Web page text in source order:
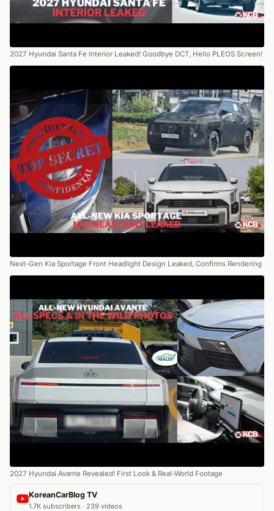
2027 Hyundai Santa Fe Interior Leaked! Goodbye DCT, Hello PLEOS Screen!
Next-Gen Kia Sportage Front Headlight Design Leaked, Confirms Rendering
2027 Hyundai Avante Revealed! First Look & Real-World Footage
KoreanCarBlog TV
1.7K subscribers · 239 videos